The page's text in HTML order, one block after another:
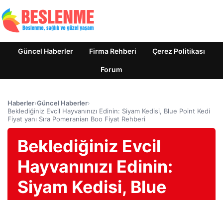
Güncel Haberler Firma Rehberi Çerez Politikası
Forum
Haberler›Güncel Haberler›
Beklediğiniz Evcil Hayvanınızı Edinin: Siyam Kedisi, Blue Point Kedi
Fiyat yanı Sıra Pomeranian Boo Fiyat Rehberi
Beklediğiniz Evcil
Hayvanınızı Edinin:
Siyam Kedisi, Blue